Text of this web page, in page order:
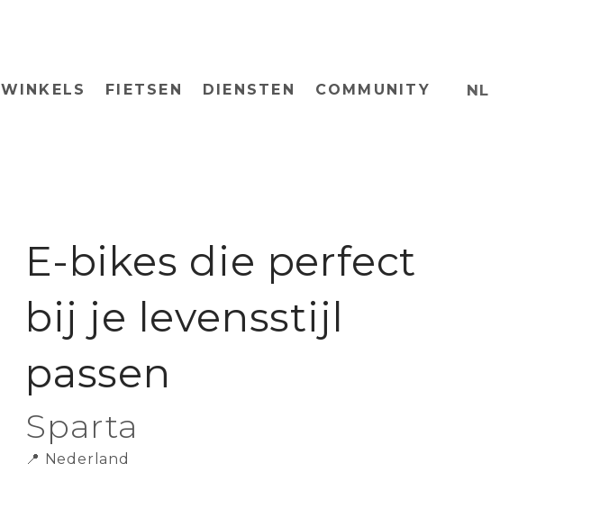
WINKELS FIETSEN DIENSTEN COMMUNITY NL
E-bikes die perfect
bij je levensstijl
passen
Sparta
📍 Nederland